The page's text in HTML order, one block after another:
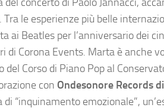
le esperienze più belle
ai Beatles per l’anniversario dei
di Corona Events. Marta è anche
Corso di Piano Pop al
con Ondesonore Records
di “inquinamento emozionale”,